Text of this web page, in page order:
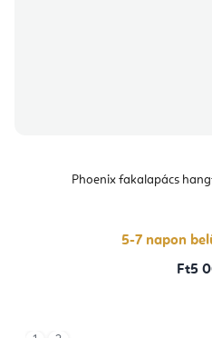
Phoenix fakalapács
5-7 napon
Ft5